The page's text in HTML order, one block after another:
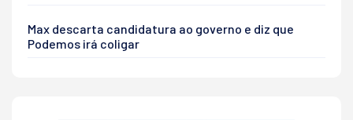
Max descarta candidatura ao governo e diz que
Podemos irá coligar